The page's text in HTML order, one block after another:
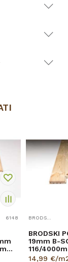
6148
BRODSKI
19mm B-
116/
14,99 €/